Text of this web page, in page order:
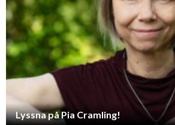
Lyssna på Pia Cramling!